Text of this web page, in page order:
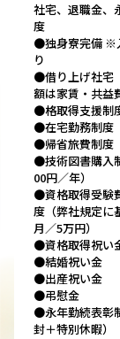
社宅、退職金、
度
●独身寮完備 ※
り
●借り上げ社宅
額は家賃・共益
●格取得支援制
●在宅勤務制度
●帰省旅費制度
●技術図書購入
00円／年）
●資格取得受験
度（弊社規定に
月／5万円）
●資格取得祝い
●結婚祝い金
●出産祝い金
●弔慰金
●永年勤続表彰
封＋特別休暇）